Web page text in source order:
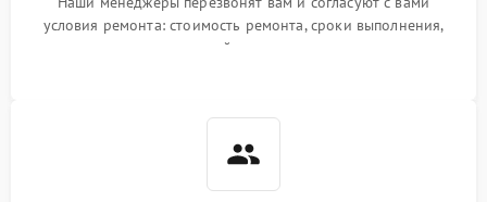
условия ремонта: стоимость ремонта, сроки выполнения,
гарантийные условия